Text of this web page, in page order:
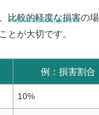
比較的軽度な損害の
とが大切です。
例：損害割合
10%